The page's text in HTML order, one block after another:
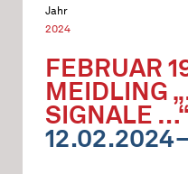
Jahr
2024
FEBRUAR
MEIDLING
SIGNALE …“